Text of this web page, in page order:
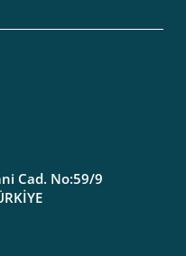
Cad. No:59/9